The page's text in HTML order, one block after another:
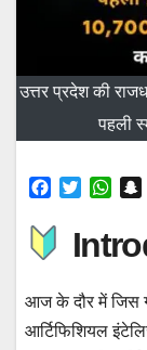
उत्तर प्रदेश की
पहली
c
e
o
o
k
e
W
t
A
p
t
आज के दौर में जिस
आर्टिफिशियल